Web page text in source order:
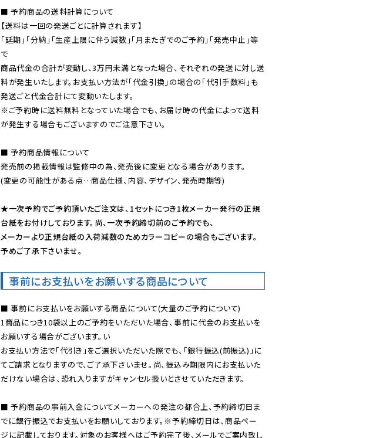
■ 予約商品の送料計算について
【送料は一回の発送ごとに計算されます】
「延期」「分納」「生産上限に伴う減数」「月またぎでのご予約」「発売中止」等
で
商品代金の合計が変動し、3万円未満となった場合、それぞれの発送に対し送
料が発生いたします。お支払い方法が「代金引換」の場合の「代引手数料」も
※ご予約時に送料無料となっていた場合でも、お届け時の代金によって送料
が発生する場合もございますのでご注意下さい。
■ 予約商品情報について
発売前の掲載情報は監修中の為、発売後に変更となる場合があります。
(変更の可能性がある点…商品仕様、内容、デザイン、発売時期等)
★一次予約でご予約頂いたご注文は、1セットにつき1枚メーカー発行の正規
台紙をお付けしております。尚、一次予約締切前のご予約でも、
メーカーより正規台紙の入荷減数のためカラーコピーの場合もございます。
予めご了承下さいませ。
事前にお支払いをお願いする商品について
■ 事前にお支払いをお願いする商品について(大量のご予約について)
1商品につき10袋以上のご予約をいただいた場合、事前に代金のお支払いを
お願いする場合がございます。い
お支払い方法で「代引き」をご選択いただいた際でも、「銀行振込(前振込)」に
てご請求となりますので、ご了承下さいませ。尚、振込み期限内にお支払いた
だけない場合は、恐れ入りますがキャンセル扱いとさせていただきます。
■ 予約商品の事前入金についてメーカーへの発注の都合上、予約締切日ま
でに銀行振込でお支払いをお願いしております。※予約締切日は、商品ペー
ジに記載しております。対象のお客様へはご予約完了後、メールでご案内致し